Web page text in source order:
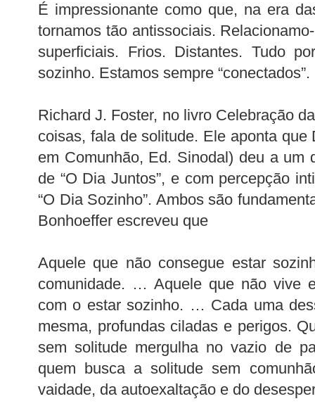
É impressionante como que, na era
tornamos tão antissociais.
superficiais. Frios. Distantes. Tudo
sozinho. Estamos sempre “conectados”.
Richard J. Foster, no livro Celebração
coisas, fala de solitude. Ele aponta que
em Comunhão, Ed. Sinodal) deu a um
de “O Dia Juntos”, e com percepção
“O Dia Sozinho”. Ambos são
Bonhoeffer escreveu que
Aquele que não consegue estar
comunidade. … Aquele que não vive
com o estar sozinho. … Cada uma
mesma, profundas ciladas e perigos.
sem solitude mergulha no vazio de
quem busca a solitude sem
vaidade, da autoexaltação e do